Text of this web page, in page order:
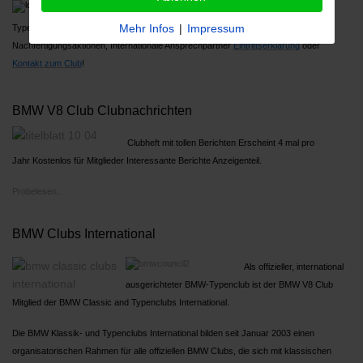
Typenreferenten
Nachfertigungsaktionen, Internationale AnsprechpartnerEintrittserklärungoder
Kontakt zum Club!
BMW V8 Club Clubnachrichten
Clubheft mit tollen Berichten Erscheint 4 mal pro
Jahr Kostenlos für Mitglieder Interessante Berichte Anzeigenteil.
BMW Clubs International
Als offizieller, international
ausgerichteter BMW-Typenclub ist der BMW V8 Club
Mitglied der BMW Classic and Typenclubs International.
Die BMW Klassik- und Typenclubs International bilden seit Januar 2003 einen
organisatorischen Rahmen für alle offiziellen BMW Clubs, die sich mit klassischen
Mehr Infos | Impressum